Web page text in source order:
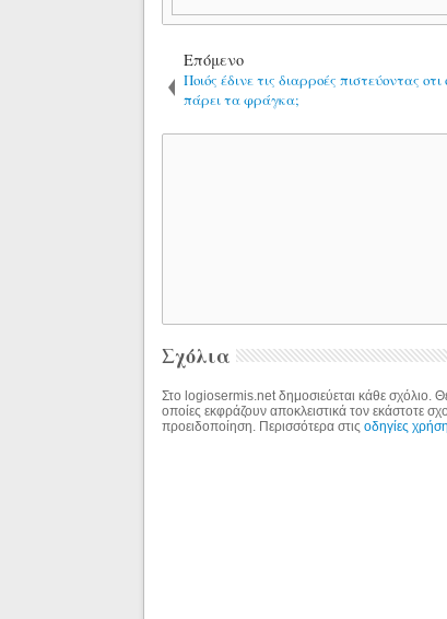
Επόμενο
Ποιός έδινε τις διαρροές πιστεύοντας
πάρει τα φράγκα;
Σχόλια
Στο logiosermis.net δημοσιεύεται κάθε σχόλιο.
οποίες εκφράζουν αποκλειστικά τον εκάστοτε
προειδοποίηση. Περισσότερα στιςοδηγίες